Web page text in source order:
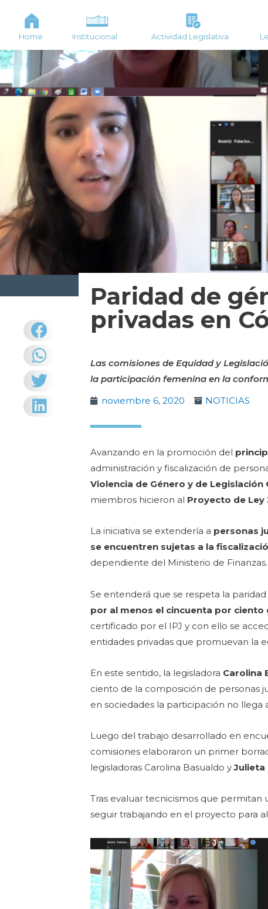
Home Institucional Actividad Legislativa
Paridad de
privadas en
Las comisiones de Equidad y
la participación femenina en la
noviembre 6, 2020
NOTICIAS
Avanzando en la promoción del
administración y fiscalización de
Violencia de Género y de Legislación
miembros hicieron al Proyecto de Ley
La iniciativa se extendería a personas
se encuentren sujetas a la
dependiente del Ministerio de Finanzas.
Se entenderá que se respeta la
por al menos el cincuenta por
certificado por el IPJ y con ello se
entidades privadas que promuevan la
En este sentido, la legisladora Carolina
ciento de la composición de personas
en sociedades la participación no llega
Luego del trabajo desarrollado en
comisiones elaboraron un primer
legisladoras Carolina Basualdo yJulieta
Tras evaluar tecnicismos que permitan
seguir trabajando en el proyecto para